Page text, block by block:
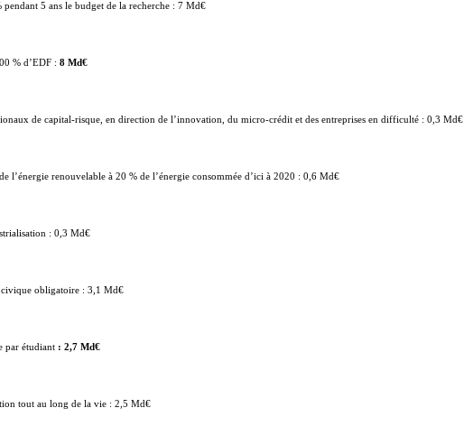
pendant 5 ans le budget de la recherche : 7 Md€
% d’EDF : 8 Md€
de capital-risque, en direction de l’innovation, du micro-crédit et des entreprises en difficulté : 0,3 Md€
l’énergie renouvelable à 20 % de l’énergie consommée d’ici à 2020 : 0,6 Md€
: 0,3 Md€
obligatoire : 3,1 Md€
par étudiant : 2,7 Md€
tout au long de la vie : 2,5 Md€